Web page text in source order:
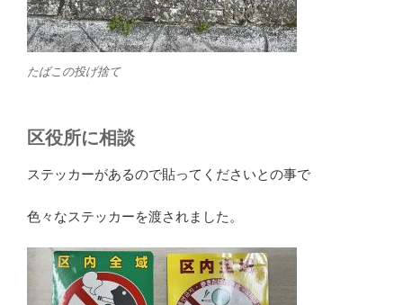
たばこの投げ捨て
区役所に相談
ステッカーがあるので貼ってくださいとの事で
色々なステッカーを渡されました。